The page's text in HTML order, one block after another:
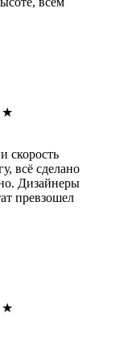
★
скорость
всё сделано
Дизайнеры
превзошел
★